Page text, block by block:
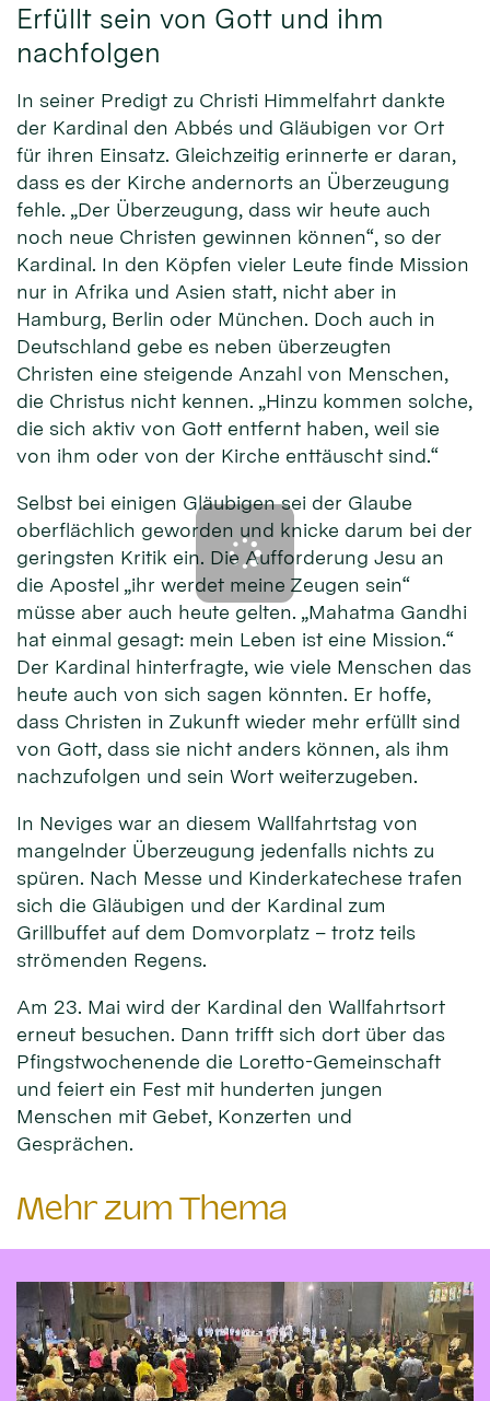
Erfüllt sein von Gott und ihm
nachfolgen
In seiner Predigt zu Christi Himmelfahrt dankte
der Kardinal den Abbés und Gläubigen vor Ort
für ihren Einsatz. Gleichzeitig erinnerte er daran,
dass es der Kirche andernorts an Überzeugung
fehle. „Der Überzeugung, dass wir heute auch
noch neue Christen gewinnen können“, so der
Kardinal. In den Köpfen vieler Leute finde Mission
nur in Afrika und Asien statt, nicht aber in
Hamburg, Berlin oder München. Doch auch in
Deutschland gebe es neben überzeugten
Christen eine steigende Anzahl von Menschen,
die Christus nicht kennen. „Hinzu kommen solche,
die sich aktiv von Gott entfernt haben, weil sie
von ihm oder von der Kirche enttäuscht sind.“
Selbst bei einigen Gläubigen sei der Glaube
oberflächlich geworden und knicke darum bei der
geringsten Kritik ein. Die Aufforderung Jesu an
die Apostel „ihr werdet meine Zeugen sein“
müsse aber auch heute gelten. „Mahatma Gandhi
hat einmal gesagt: mein Leben ist eine Mission.“
Der Kardinal hinterfragte, wie viele Menschen das
heute auch von sich sagen könnten. Er hoffe,
dass Christen in Zukunft wieder mehr erfüllt sind
von Gott, dass sie nicht anders können, als ihm
nachzufolgen und sein Wort weiterzugeben.
In Neviges war an diesem Wallfahrtstag von
mangelnder Überzeugung jedenfalls nichts zu
spüren. Nach Messe und Kinderkatechese trafen
sich die Gläubigen und der Kardinal zum
Grillbuffet auf dem Domvorplatz – trotz teils
strömenden Regens.
Am 23. Mai wird der Kardinal den Wallfahrtsort
erneut besuchen. Dann trifft sich dort über das
Pfingstwochenende die Loretto-Gemeinschaft
und feiert ein Fest mit hunderten jungen
Menschen mit Gebet, Konzerten und
Gesprächen.
Mehr zum Thema